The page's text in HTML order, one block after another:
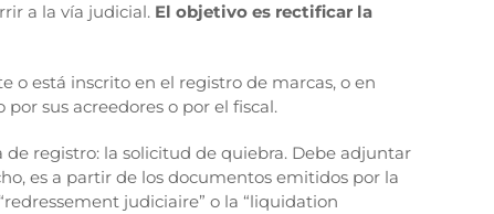
a la vía judicial. El objetivo es rectificar la
o está inscrito en el registro de marcas, o en
sus acreedores o por el fiscal.
registro: la solicitud de quiebra. Debe adjuntar
es a partir de los documentos emitidos por la
judiciaire” o la “liquidation